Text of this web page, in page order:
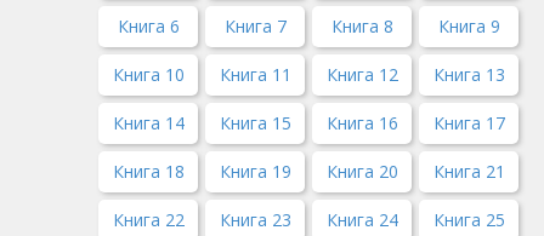
Книга 6 Книга 7 Книга 8 Книга 9
Книга 10 Книга 11 Книга 12 Книга 13
Книга 14 Книга 15 Книга 16 Книга 17
Книга 18 Книга 19 Книга 20 Книга 21
Книга 22 Книга 23 Книга 24 Книга 25